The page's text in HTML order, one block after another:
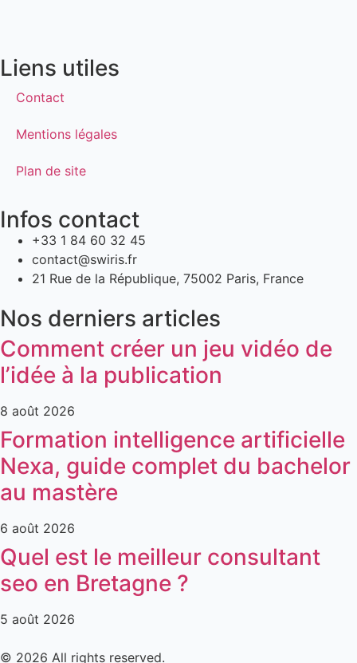
Liens utiles
Contact
Mentions légales
Plan de site
Infos contact
+33 1 84 60 32 45
contact@swiris.fr
21 Rue de la République, 75002 Paris, France
Nos derniers articles
Comment créer un jeu vidéo de
l’idée à la publication
8 août 2026
Formation intelligence artificielle
Nexa, guide complet du bachelor
au mastère
6 août 2026
Quel est le meilleur consultant
seo en Bretagne ?
5 août 2026
© 2026 All rights reserved.